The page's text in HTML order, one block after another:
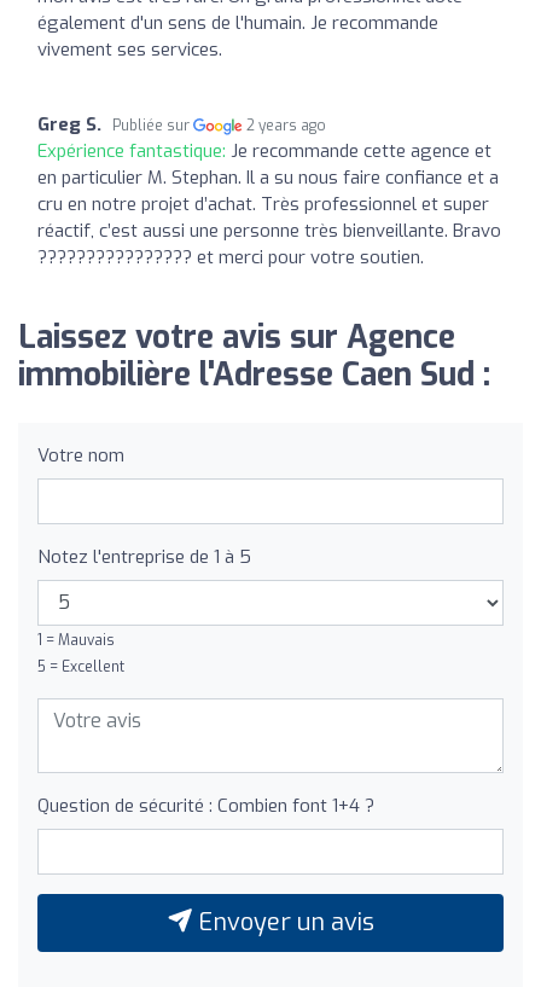
également d'un sens de l'humain. Je recommande
vivement ses services.
Greg S. Publiée sur 2 years ago
Expérience fantastique: Je recommande cette agence et
en particulier M. Stephan. Il a su nous faire confiance et a
cru en notre projet d’achat. Très professionnel et super
réactif, c’est aussi une personne très bienveillante. Bravo
???????????????? et merci pour votre soutien.
Laissez votre avis sur Agence
immobilière l'Adresse Caen Sud :
Votre nom
Notez l'entreprise de 1 à 5
1 = Mauvais
5 = Excellent
Question de sécurité : Combien font 1+4 ?
Envoyer un avis